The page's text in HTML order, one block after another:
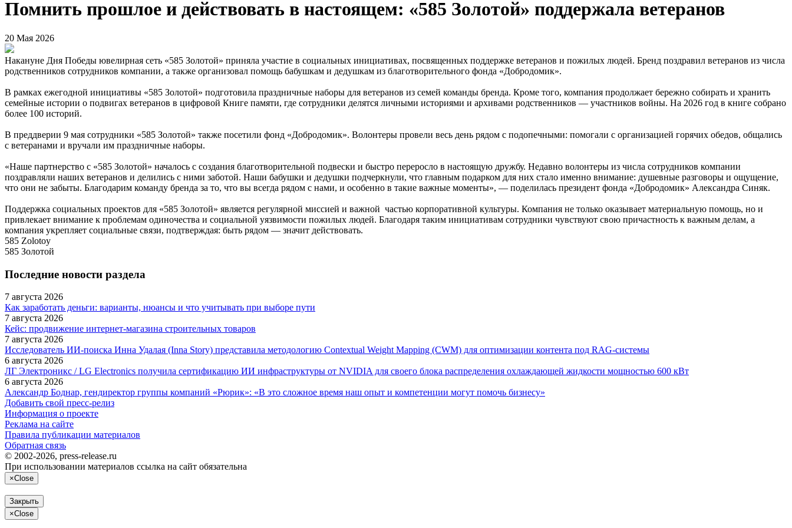
Помнить прошлое и действовать в настоящем: «585 Золотой» поддержала ветеранов
20 Мая 2026
Накануне Дня Победы ювелирная сеть «585 Золотой» приняла участие в социальных инициативах, посвященных поддержке ветеранов и пожилых людей. Бренд поздравил ветеранов из числа
родственников сотрудников компании, а также организовал помощь бабушкам и дедушкам из благотворительного фонда «Добродомик».
В рамках ежегодной инициативы «585 Золотой» подготовила праздничные наборы для ветеранов из семей команды бренда. Кроме того, компания продолжает бережно собирать и хранить
семейные истории о подвигах ветеранов в цифровой Книге памяти, где сотрудники делятся личными историями и архивами родственников — участников войны. На 2026 год в книге собрано
более 100 историй.
В преддверии 9 мая сотрудники «585 Золотой» также посетили фонд «Добродомик». Волонтеры провели весь день рядом с подопечными: помогали с организацией горячих обедов, общались
с ветеранами и вручали им праздничные наборы.
«Наше партнерство с «585 Золотой» началось с создания благотворительной подвески и быстро переросло в настоящую дружбу. Недавно волонтеры из числа сотрудников компании
поздравляли наших ветеранов и делились с ними заботой. Наши бабушки и дедушки подчеркнули, что главным подарком для них стало именно внимание: душевные разговоры и ощущение,
что они не забыты. Благодарим команду бренда за то, что вы всегда рядом с нами, и особенно в такие важные моменты», — поделилась президент фонда «Добродомик» Александра Синяк.
Поддержка социальных проектов для «585 Золотой» является регулярной миссией и важной частью корпоративной культуры. Компания не только оказывает материальную помощь, но и
привлекает внимание к проблемам одиночества и социальной уязвимости пожилых людей. Благодаря таким инициативам сотрудники чувствуют свою причастность к важным делам, а
компания укрепляет социальные связи, подтверждая: быть рядом — значит действовать.
585 Zolotoy
585 Золотой
Последние новости раздела
7 августа 2026
Как заработать деньги: варианты, нюансы и что учитывать при выборе пути
7 августа 2026
Кейс: продвижение интернет‑магазина строительных товаров
7 августа 2026
Исследователь ИИ-поиска Инна Удалая (Inna Story) представила методологию Contextual Weight Mapping (CWM) для оптимизации контента под RAG-системы
6 августа 2026
ЛГ Электроникс / LG Electronics получила сертификацию ИИ инфраструктуры от NVIDIA для своего блока распределения охлаждающей жидкости мощностью 600 кВт
6 августа 2026
Александр Боднар, гендиректор группы компаний «Рюрик»: «В это сложное время наш опыт и компетенции могут помочь бизнесу»
Добавить свой пресс-релиз
Информация о проекте
Реклама на сайте
Правила публикации материалов
Обратная связь
© 2002-2026, press-release.ru
При использовании материалов ссылка на сайт обязательна
×Close
Закрыть
×Close